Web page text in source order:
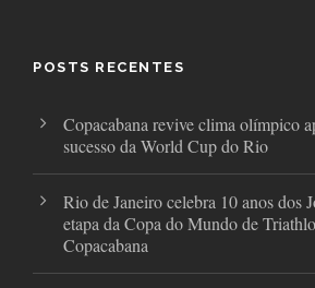
k
a
POSTS RECENTES
Copacabana revive clima olímpico
sucesso da World Cup do Rio
Rio de Janeiro celebra 10 anos dos
etapa da Copa do Mundo de
Copacabana